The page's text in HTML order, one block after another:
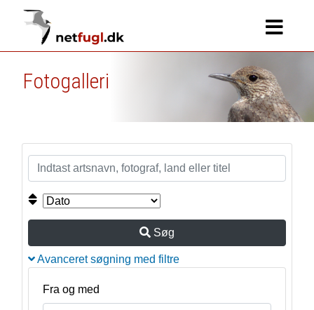
Fotogalleri
Søg
Avanceret søgning med filtre
Fra og med